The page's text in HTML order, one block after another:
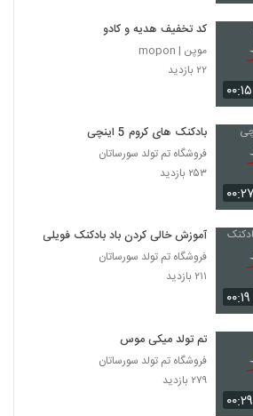
۰۰:۱۵
کد تخفیف هدیه و کادو
موپن | mopon
۲۲ بازدید
۰۰:۲۷
بادکنک های کروم 5 اینچی
فروشگاه تم تولد سورساتان
۲۵۳ بازدید
۰۰:۱۹
آموزش خالی کردن باد بادکنک فویلی
فروشگاه تم تولد سورساتان
۲۱۱ بازدید
۰۰:۲۹
تم تولد میکی موس
فروشگاه تم تولد سورساتان
۲۷۹ بازدید